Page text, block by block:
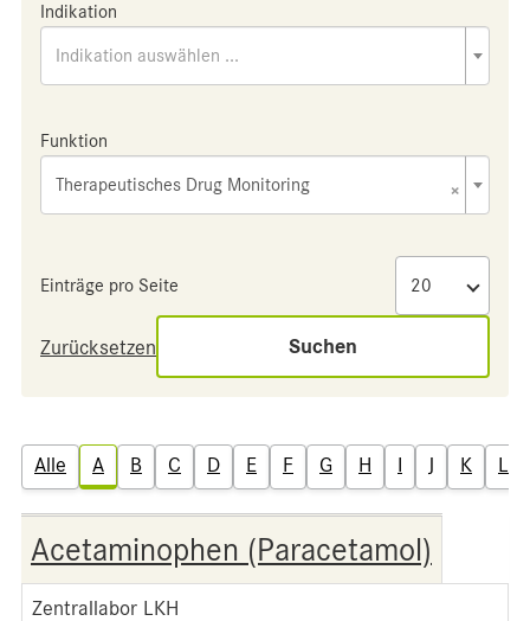
Indikation
Indikation auswählen ...
Funktion
×
Therapeutisches Drug Monitoring
Einträge pro Seite
Zurücksetzen Suchen
Alle A B C D E F G H I J K L
Acetaminophen (Paracetamol)
Zentrallabor LKH